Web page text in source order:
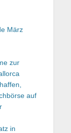
März
zur
auf
in